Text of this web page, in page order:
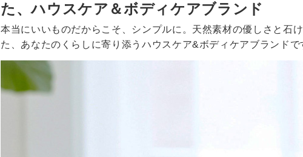
た、ハウスケア＆ボディケアブランド
本当にいいものだからこそ、シンプルに。天然素材の優しさと石
た、あなたのくらしに寄り添うハウスケア&ボディケアブランドで